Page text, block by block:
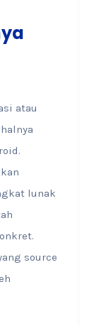
atau
lunak
source